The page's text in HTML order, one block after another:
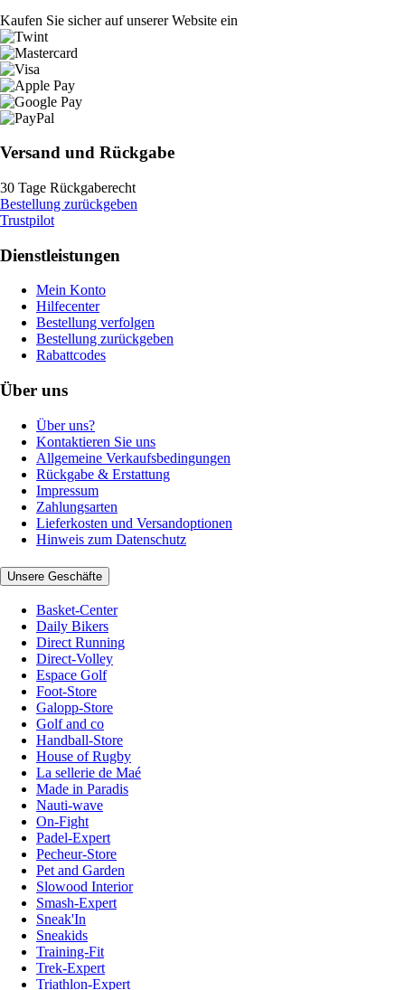
Kaufen Sie sicher auf unserer Website ein
Versand und Rückgabe
30 Tage Rückgaberecht
Bestellung zurückgeben
Trustpilot
Dienstleistungen
Mein Konto
Hilfecenter
Bestellung verfolgen
Bestellung zurückgeben
Rabattcodes
Über uns
Über uns?
Kontaktieren Sie uns
Allgemeine Verkaufsbedingungen
Rückgabe & Erstattung
Impressum
Zahlungsarten
Lieferkosten und Versandoptionen
Hinweis zum Datenschutz
Unsere Geschäfte
Basket-Center
Daily Bikers
Direct Running
Direct-Volley
Espace Golf
Foot-Store
Galopp-Store
Golf and co
Handball-Store
House of Rugby
La sellerie de Maé
Made in Paradis
Nauti-wave
On-Fight
Padel-Expert
Pecheur-Store
Pet and Garden
Slowood Interior
Smash-Expert
Sneak'In
Sneakids
Training-Fit
Trek-Expert
Triathlon-Expert